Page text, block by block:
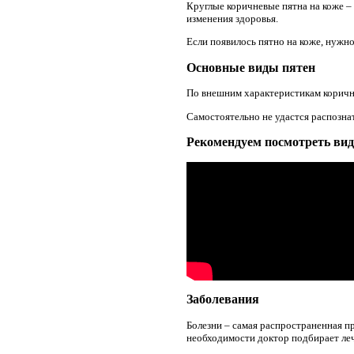
Круглые коричневые пятна на коже
изменения здоровья.
Если появилось пятно на коже,
Основные виды пятен
По внешним характеристикам
Самостоятельно не удастся
Рекомендуем посмотреть
Заболевания
Болезни – самая распространенная
необходимости доктор подбирает